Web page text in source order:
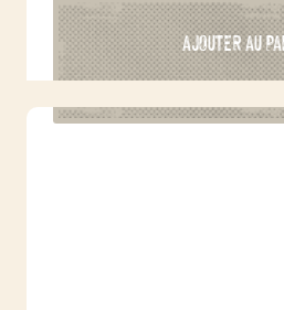
AJOUTER AU